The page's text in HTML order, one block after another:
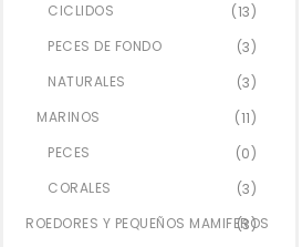
CICLIDOS
(13)
PECES DE FONDO
(3)
NATURALES
(3)
MARINOS
(11)
PECES
(0)
CORALES
(3)
ROEDORES Y PEQUEÑOS MAMIFEROS
(3)